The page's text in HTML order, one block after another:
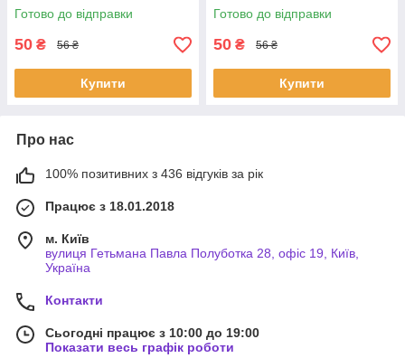
Готово до відправки
50 ₴ 56 ₴
Купити
Готово до відправки
50 ₴ 56 ₴
Купити
Про нас
100% позитивних з 436 відгуків за рік
Працює з 18.01.2018
м. Київ
вулиця Гетьмана Павла Полуботка 28, офіс 19, Київ,
Україна
Контакти
Сьогодні працює з 10:00 до 19:00
Показати весь графік роботи